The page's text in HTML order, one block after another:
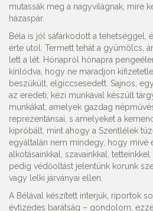
mutassák meg a nagyvilágnak, mire
házaspár.
Béla is jól sáfárkodott a tehetséggel,
érte utol. Termett tehát a gyümölcs,
lett a lét. Hónapról hónapra
kínlódva, hogy ne maradjon
beszűkült, elgiccsesedett. Sajnos,
az eredeti, kézi munkával készült
munkákat, amelyek gazdag
reprezentánsai, s amelyeket a
kipróbált, mint ahogy a Szentlélek
egyáltalán nem mindegy, hogy mivé
alkotásainkkal, szavainkkal,
pedig védőoltást jelentünk korunk
vagy lelki járványai ellen.
A Bélával készített interjúk, riportok
évtizedes barátság – gondolom,